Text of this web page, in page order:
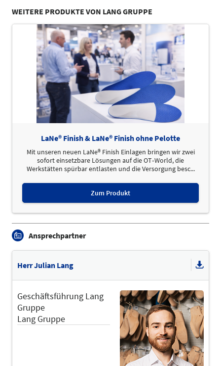
WEITERE PRODUKTE VON LANG GRUPPE
LaNe® Finish & LaNe® Finish ohne Pelotte
Mit unseren neuen LaNe® Finish Einlagen bringen wir zwei
sofort einsetzbare Lösungen auf die OT‑World, die
Werkstätten spürbar entlasten und die Versorgung besc...
Zum Produkt
Ansprechpartner
Herr Julian Lang
Geschäftsführung Lang
Gruppe
Lang Gruppe